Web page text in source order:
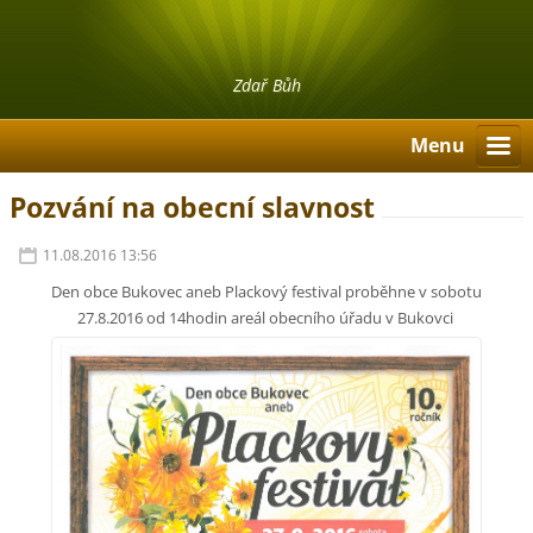
Zdař Bůh
Menu
Pozvání na obecní slavnost
11.08.2016 13:56
Den obce Bukovec aneb Plackový festival proběhne v sobotu
27.8.2016 od 14hodin areál obecního úřadu v Bukovci